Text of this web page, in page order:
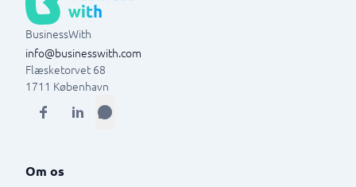
BusinessWith
info@businesswith.com
Flæsketorvet 68
1711 København
Om os